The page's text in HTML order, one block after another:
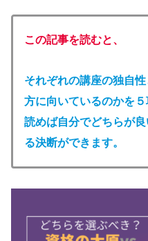
この記事を読むと、
それぞれの講座の独自
方に向いているのかを
読めば自分でどちらが
る決断ができます。